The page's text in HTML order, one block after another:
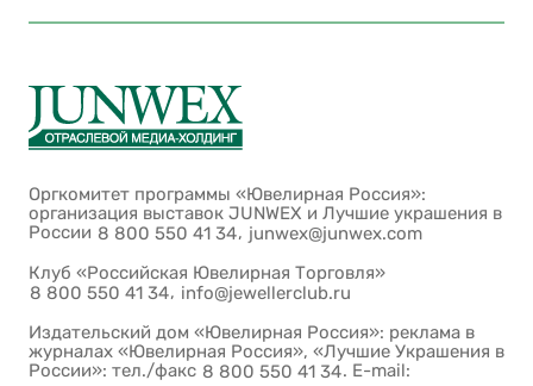
Оргкомитет программы «Ювелирная Россия»:
организация выставок JUNWEX и Лучшие украшения в
России 8 800 550 41 34, junwex@junwex.com
Клуб «Российская Ювелирная Торговля»
8 800 550 41 34, info@jewellerclub.ru
Издательский дом «Ювелирная Россия»: реклама в
журналах «Ювелирная Россия», «Лучшие Украшения в
России»: тел./факс 8 800 550 41 34. E-mail: